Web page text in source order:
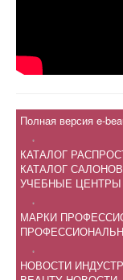
Полная версия e-
.
КАТАЛОГ
КАТАЛОГ
УЧЕБНЫЕ ЦЕНТРЫ
.
МАРКИ
.
НОВОСТИ